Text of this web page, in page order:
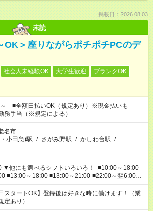
掲載日：2026.08.03
未読
OK＞座りながらポチポチPCのデ
社会人未経験OK 大学生歓迎
ブランクOK
■全額日払いOK（規定あり）※現金払いも
手当（※規定による）
名市
小田急)駅 / さがみ野駅 / かしわ台駅 / …
■13:00～18:00 ■13:00～21:00 ■22:00～翌6:00
希望を教えてください！
スタートOK】登録後は好きな時に働けます！（業
定あり）